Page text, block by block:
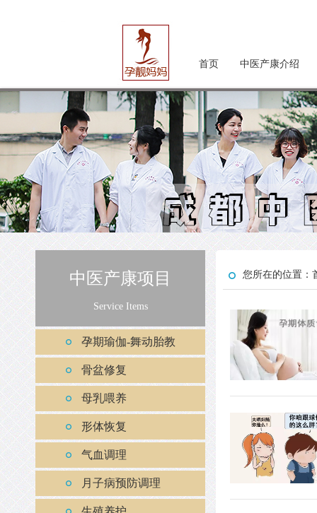
首页 中医产康介绍
中医产康项目
Service Items
孕期瑜伽-舞动胎教
骨盆修复
母乳喂养
形体恢复
气血调理
月子病预防调理
您所在的位置：